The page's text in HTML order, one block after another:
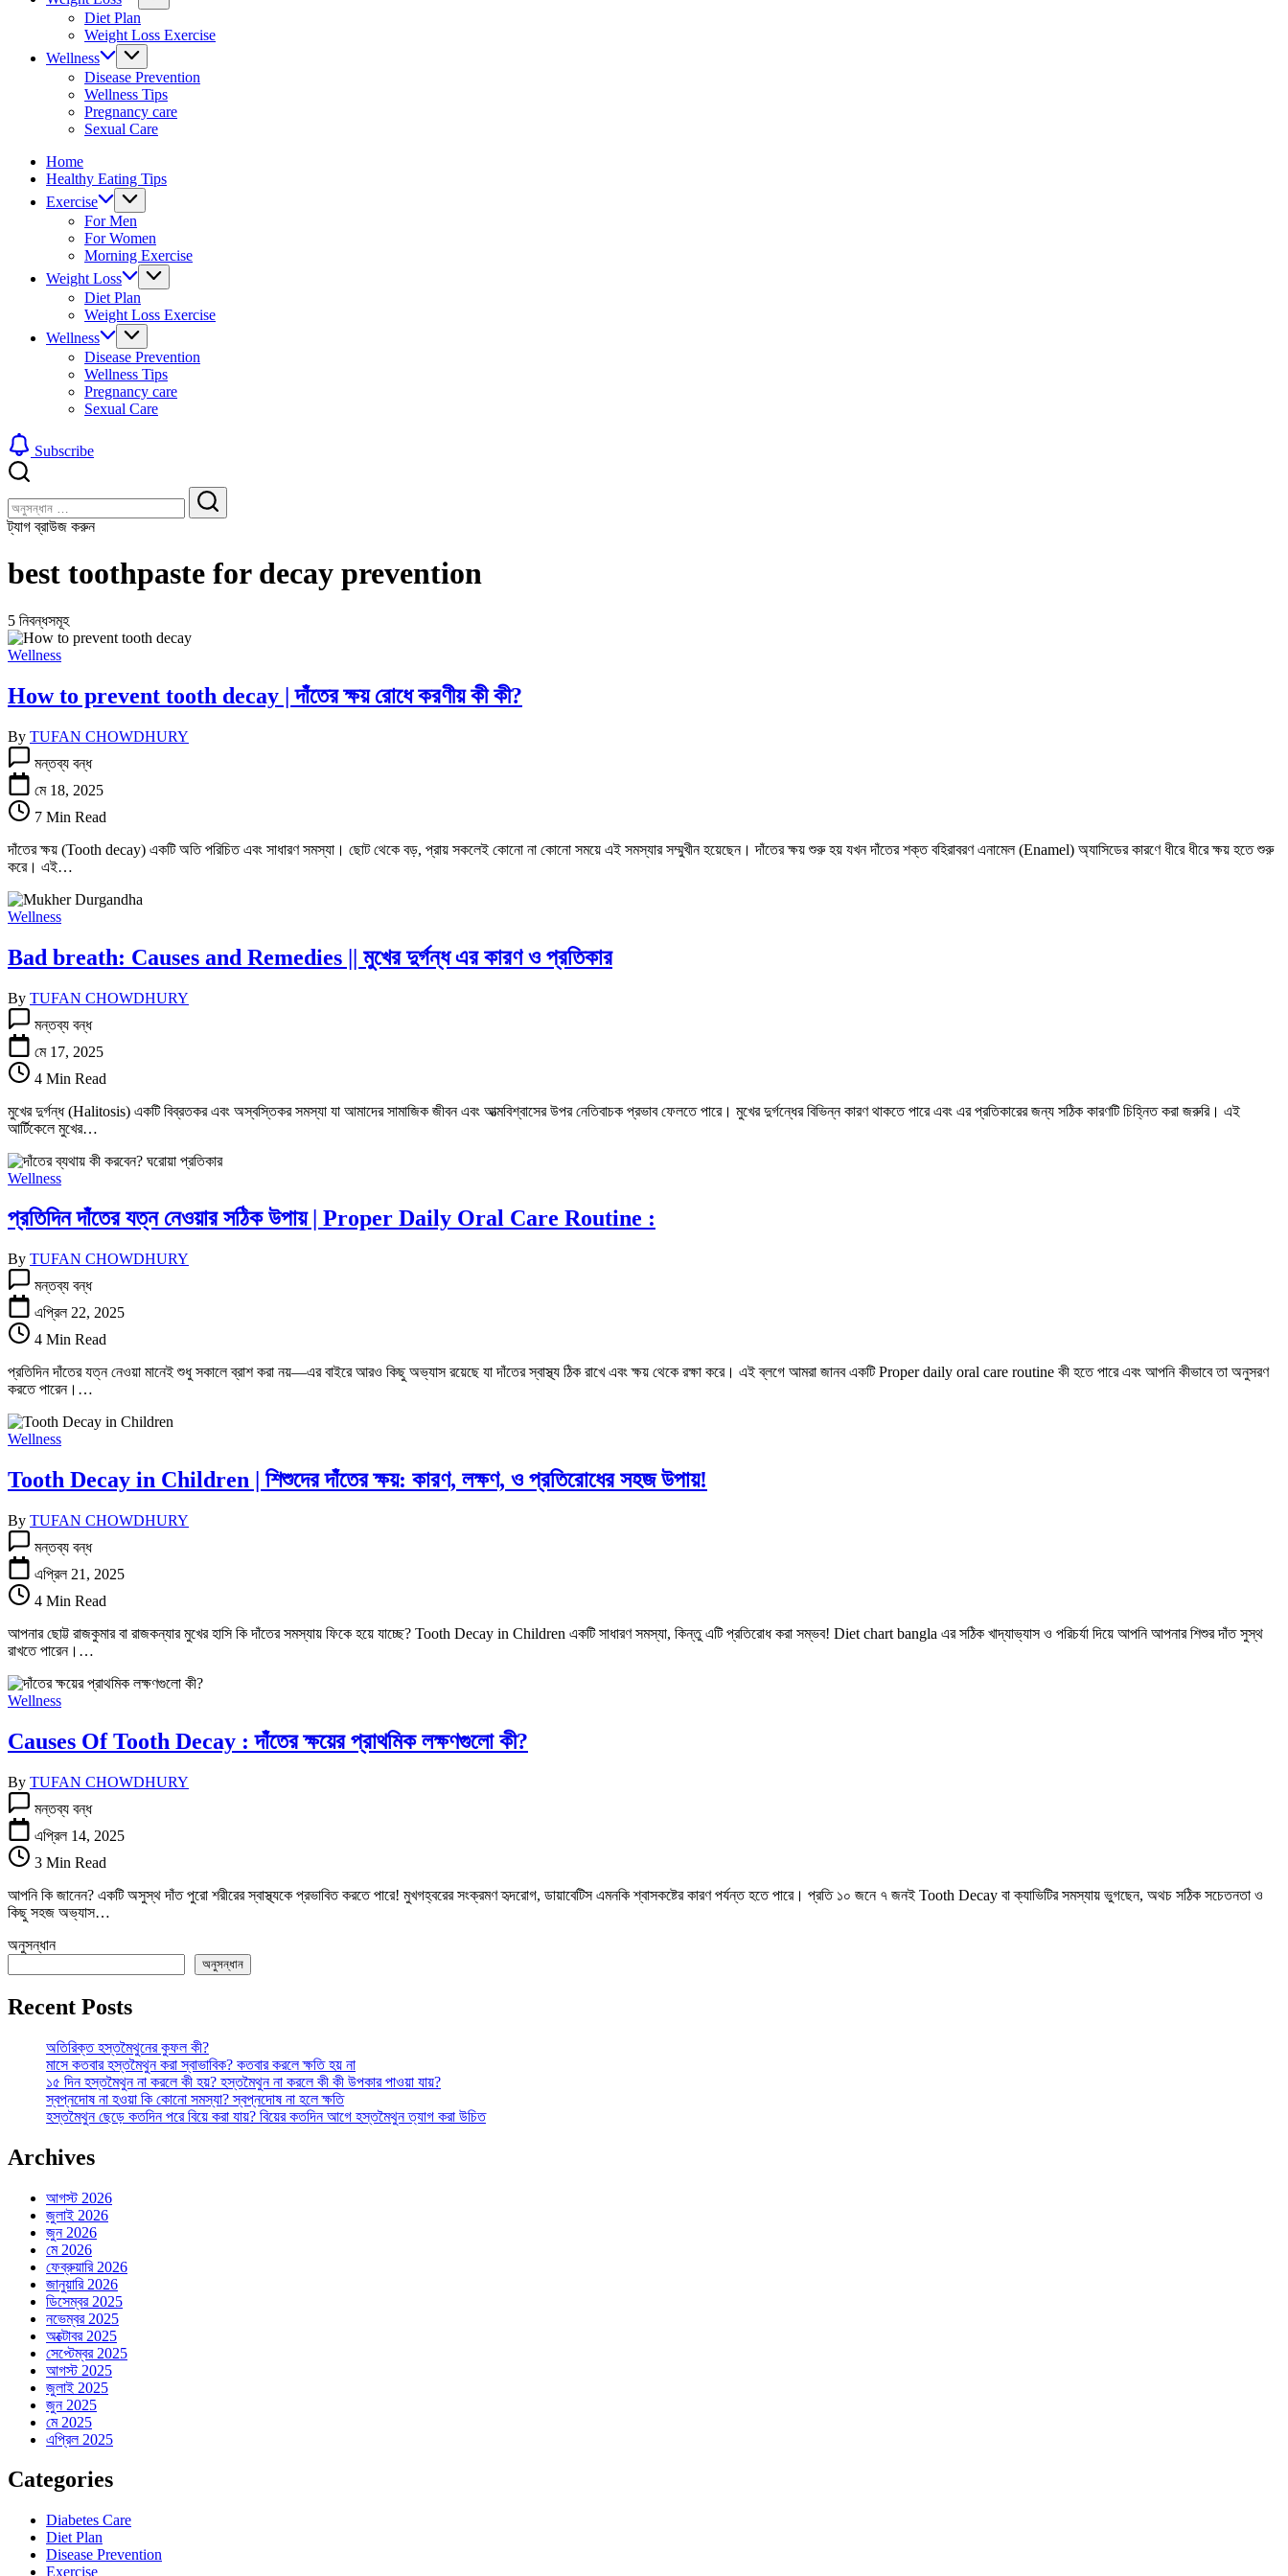
fitness
Diet Plan
Weight Loss Exercise
Wellness
Disease Prevention
Wellness Tips
Pregnancy care
Sexual Care
Home
Healthy Eating Tips
Exercise
For Men
For Women
Morning Exercise
Weight Loss
Diet Plan
Weight Loss Exercise
Wellness
Disease Prevention
Wellness Tips
Pregnancy care
Sexual Care
Subscribe
করুন
খুঁজুন
খুঁজুন
ট্যাগ ব্রাউজ করুন
best toothpaste for decay prevention
5 নিবন্ধসমূহ
Wellness
How to prevent tooth decay | দাঁতের ক্ষয় রোধে করণীয় কী কী?
By TUFAN CHOWDHURY
to
prevent
decay
দাঁতের
ক্ষয়
রোধে
করণীয়
কী
তে
মন্তব্য বন্ধ
মে 18, 2025
7 Min Read
দাঁতের ক্ষয় (Tooth decay) একটি অতি পরিচিত এবং সাধারণ সমস্যা। ছোট থেকে বড়, প্রায় সকলেই কোনো না কোনো সময়ে এই সমস্যার সম্মুখীন হয়েছেন। দাঁতের ক্ষয় শুরু হয় যখন দাঁতের শক্ত বহিরাবরণ এনামেল (Enamel) অ্যাসিডের কারণে ধীরে ধীরে ক্ষয় হতে শুরু
করে। এই…
Wellness
Bad breath: Causes and Remedies || মুখের দুর্গন্ধ এর কারণ ও প্রতিকার
By TUFAN CHOWDHURY
breath:
Causes
Remedies
মুখের
দুর্গন্ধ
কারণ
ও
প্রতিকার
তে
মন্তব্য বন্ধ
মে 17, 2025
4 Min Read
মুখের দুর্গন্ধ (Halitosis) একটি বিব্রতকর এবং অস্বস্তিকর সমস্যা যা আমাদের সামাজিক জীবন এবং আত্মবিশ্বাসের উপর নেতিবাচক প্রভাব ফেলতে পারে। মুখের দুর্গন্ধের বিভিন্ন কারণ থাকতে পারে এবং এর প্রতিকারের জন্য সঠিক কারণটি চিহ্নিত করা জরুরি। এই
আর্টিকেলে মুখের…
Wellness
প্রতিদিন দাঁতের যত্ন নেওয়ার সঠিক উপায় | Proper Daily Oral Care Routine :
By TUFAN CHOWDHURY
দাঁতের
যত্ন
নেওয়ার
সঠিক
উপায়
|
Proper
Daily
Oral
Care
:
মন্তব্য বন্ধ
এপ্রিল 22, 2025
4 Min Read
প্রতিদিন দাঁতের যত্ন নেওয়া মানেই শুধু সকালে ব্রাশ করা নয়—এর বাইরে আরও কিছু অভ্যাস রয়েছে যা দাঁতের স্বাস্থ্য ঠিক রাখে এবং ক্ষয় থেকে রক্ষা করে। এই ব্লগে আমরা জানব একটি Proper daily oral care routine কী হতে পারে এবং আপনি কীভাবে তা অনুসরণ
করতে পারেন।…
Wellness
Tooth Decay in Children | শিশুদের দাঁতের ক্ষয়: কারণ, লক্ষণ, ও প্রতিরোধের সহজ উপায়!
By TUFAN CHOWDHURY
Decay
in
Children
|
শিশুদের
দাঁতের
ক্ষয়:
লক্ষণ,
ও
সহজ
তে
মন্তব্য বন্ধ
এপ্রিল 21, 2025
4 Min Read
আপনার ছোট্ট রাজকুমার বা রাজকন্যার মুখের হাসি কি দাঁতের সমস্যায় ফিকে হয়ে যাচ্ছে? Tooth Decay in Children একটি সাধারণ সমস্যা, কিন্তু এটি প্রতিরোধ করা সম্ভব! Diet chart bangla এর সঠিক খাদ্যাভ্যাস ও পরিচর্যা দিয়ে আপনি আপনার শিশুর দাঁত সুস্থ
রাখতে পারেন।…
Wellness
Causes Of Tooth Decay : দাঁতের ক্ষয়ের প্রাথমিক লক্ষণগুলো কী?
By TUFAN CHOWDHURY
Of
Tooth
Decay
:
দাঁতের
ক্ষয়ের
প্রাথমিক
লক্ষণগুলো
কী?
তে
মন্তব্য বন্ধ
এপ্রিল 14, 2025
3 Min Read
আপনি কি জানেন? একটি অসুস্থ দাঁত পুরো শরীরের স্বাস্থ্যকে প্রভাবিত করতে পারে! মুখগহ্বরের সংক্রমণ হৃদরোগ, ডায়াবেটিস এমনকি শ্বাসকষ্টের কারণ পর্যন্ত হতে পারে। প্রতি ১০ জনে ৭ জনই Tooth Decay বা ক্যাভিটির সমস্যায় ভুগছেন, অথচ সঠিক সচেতনতা ও
কিছু সহজ অভ্যাস…
অনুসন্ধান
অনুসন্ধান
Recent Posts
অতিরিক্ত হস্তমৈথুনের কুফল কী?
মাসে কতবার হস্তমৈথুন করা স্বাভাবিক? কতবার করলে ক্ষতি হয় না
১৫ দিন হস্তমৈথুন না করলে কী হয়? হস্তমৈথুন না করলে কী কী উপকার পাওয়া যায়?
স্বপ্নদোষ না হওয়া কি কোনো সমস্যা? স্বপ্নদোষ না হলে ক্ষতি
হস্তমৈথুন ছেড়ে কতদিন পরে বিয়ে করা যায়? বিয়ের কতদিন আগে হস্তমৈথুন ত্যাগ করা উচিত
Archives
আগস্ট 2026
জুলাই 2026
জুন 2026
মে 2026
ফেব্রুয়ারি 2026
জানুয়ারি 2026
ডিসেম্বর 2025
নভেম্বর 2025
অক্টোবর 2025
সেপ্টেম্বর 2025
আগস্ট 2025
জুলাই 2025
জুন 2025
মে 2025
এপ্রিল 2025
Categories
Diabetes Care
Diet Plan
Disease Prevention
Exercise